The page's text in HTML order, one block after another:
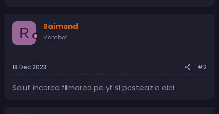
R Raimond
Member
18 Dec 2023 #2
Salut incarca filmarea pe yt si posteaz o aici